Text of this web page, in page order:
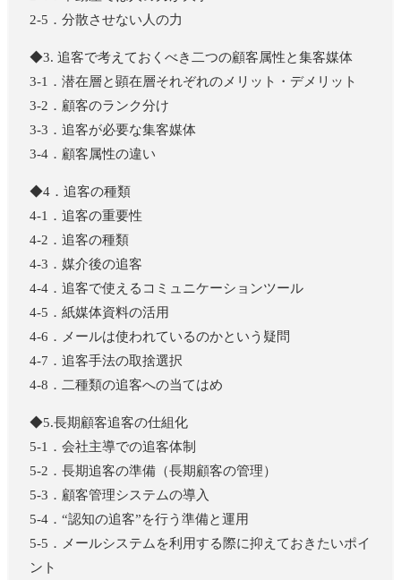
2-5．分散させない人の力
◆3. 追客で考えておくべき二つの顧客属性と集客媒体
3-1．潜在層と顕在層それぞれのメリット・デメリット
3-2．顧客のランク分け
3-3．追客が必要な集客媒体
3-4．顧客属性の違い
◆4．追客の種類
4-1．追客の重要性
4-2．追客の種類
4-3．媒介後の追客
4-4．追客で使えるコミュニケーションツール
4-5．紙媒体資料の活用
4-6．メールは使われているのかという疑問
4-7．追客手法の取捨選択
4-8．二種類の追客への当てはめ
◆5.長期顧客追客の仕組化
5-1．会社主導での追客体制
5-2．長期追客の準備（長期顧客の管理）
5-3．顧客管理システムの導入
5-4．“認知の追客”を行う準備と運用
5-5．メールシステムを利用する際に抑えておきたいポイ
ント